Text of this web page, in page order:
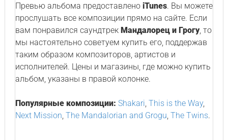
Превью альбома предоставлено iTunes. Вы можете
прослушать все композиции прямо на сайте. Если
вам понравился саундтрек Мандалорец и Грогу, то
мы настоятельно советуем купить его, поддержав
таким образом композиторов, артистов и
исполнителей. Цены и магазины, где можно купить
альбом, указаны в правой колонке.
Популярные композиции: Shakari, This is the Way,
Next Mission, The Mandalorian and Grogu, The Twins.